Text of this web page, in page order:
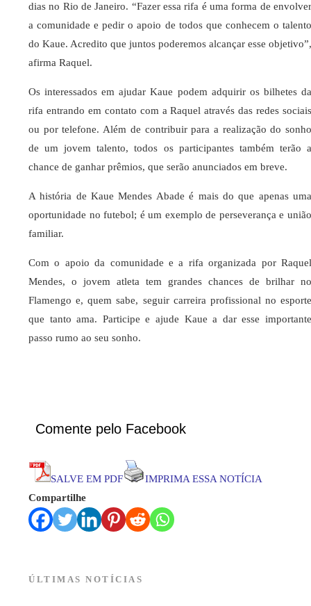
dias no Rio de Janeiro. “Fazer essa rifa é uma forma de envolver
a comunidade e pedir o apoio de todos que conhecem o talento
do Kaue. Acredito que juntos poderemos alcançar esse objetivo”,
afirma Raquel.
Os interessados em ajudar Kaue podem adquirir os bilhetes da
rifa entrando em contato com a Raquel através das redes sociais
ou por telefone. Além de contribuir para a realização do sonho
de um jovem talento, todos os participantes também terão a
chance de ganhar prêmios, que serão anunciados em breve.
A história de Kaue Mendes Abade é mais do que apenas uma
oportunidade no futebol; é um exemplo de perseverança e união
familiar.
Com o apoio da comunidade e a rifa organizada por Raquel
Mendes, o jovem atleta tem grandes chances de brilhar no
Flamengo e, quem sabe, seguir carreira profissional no esporte
que tanto ama. Participe e ajude Kaue a dar esse importante
passo rumo ao seu sonho.
Comente pelo Facebook
SALVE EM PDF
IMPRIMA ESSA NOTÍCIA
Compartilhe
ÚLTIMAS NOTÍCIAS